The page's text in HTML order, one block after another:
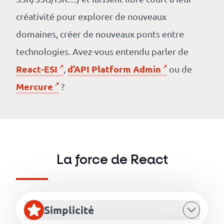
créativité pour explorer de nouveaux
domaines, créer de nouveaux ponts entre
technologies. Avez-vous entendu parler de
React-ESI d’API Platform Admin ou de
Mercure ?
La force de React
Simplicité